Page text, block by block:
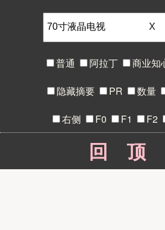
X
普通 阿拉丁 商业知
隐藏摘要 PR 数量
右侧 F0 F1 F2
回顶